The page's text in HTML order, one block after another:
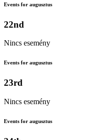
Events for augusztus
22nd
Nincs esemény
Events for augusztus
23rd
Nincs esemény
Events for augusztus